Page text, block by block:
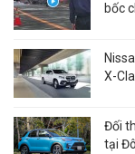
bốc
X-
Đối
tại